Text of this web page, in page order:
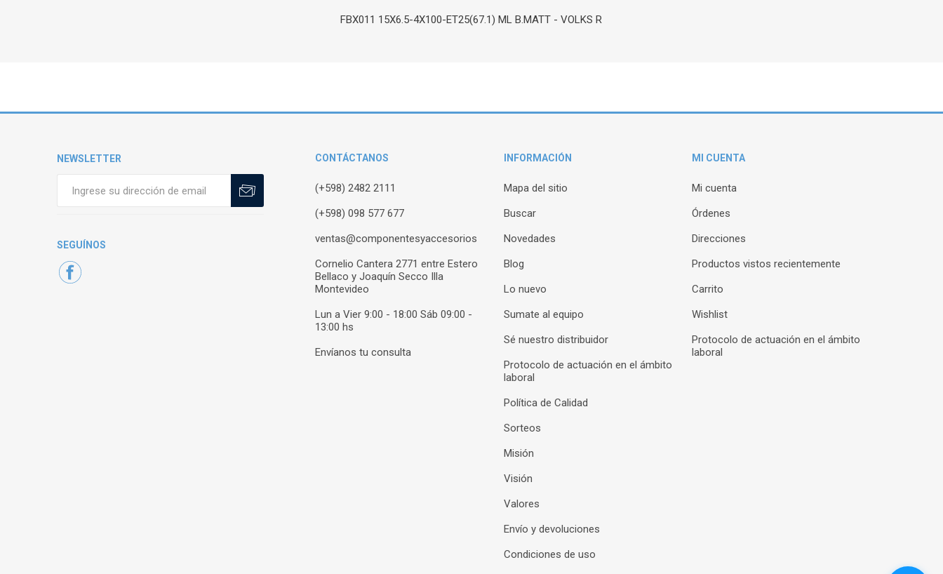
FBX011 15X6.5-4X100-ET25(67.1) ML B.MATT - VOLKS R
NEWSLETTER
SEGUÍNOS
CONTÁCTANOS
(+598) 2482 2111
(+598) 098 577 677
ventas@componentesyaccesorios
Cornelio Cantera 2771 entre Estero
Bellaco y Joaquín Secco Illa
Montevideo
Lun a Vier 9:00 - 18:00 Sáb 09:00 -
13:00 hs
Envíanos tu consulta
INFORMACIÓN
Mapa del sitio
Buscar
Novedades
Blog
Lo nuevo
Sumate al equipo
Sé nuestro distribuidor
Protocolo de actuación en el ámbito
laboral
Política de Calidad
Sorteos
Misión
Visión
Valores
Envío y devoluciones
Condiciones de uso
MI CUENTA
Mi cuenta
Órdenes
Direcciones
Productos vistos recientemente
Carrito
Wishlist
Protocolo de actuación en el ámbito
laboral